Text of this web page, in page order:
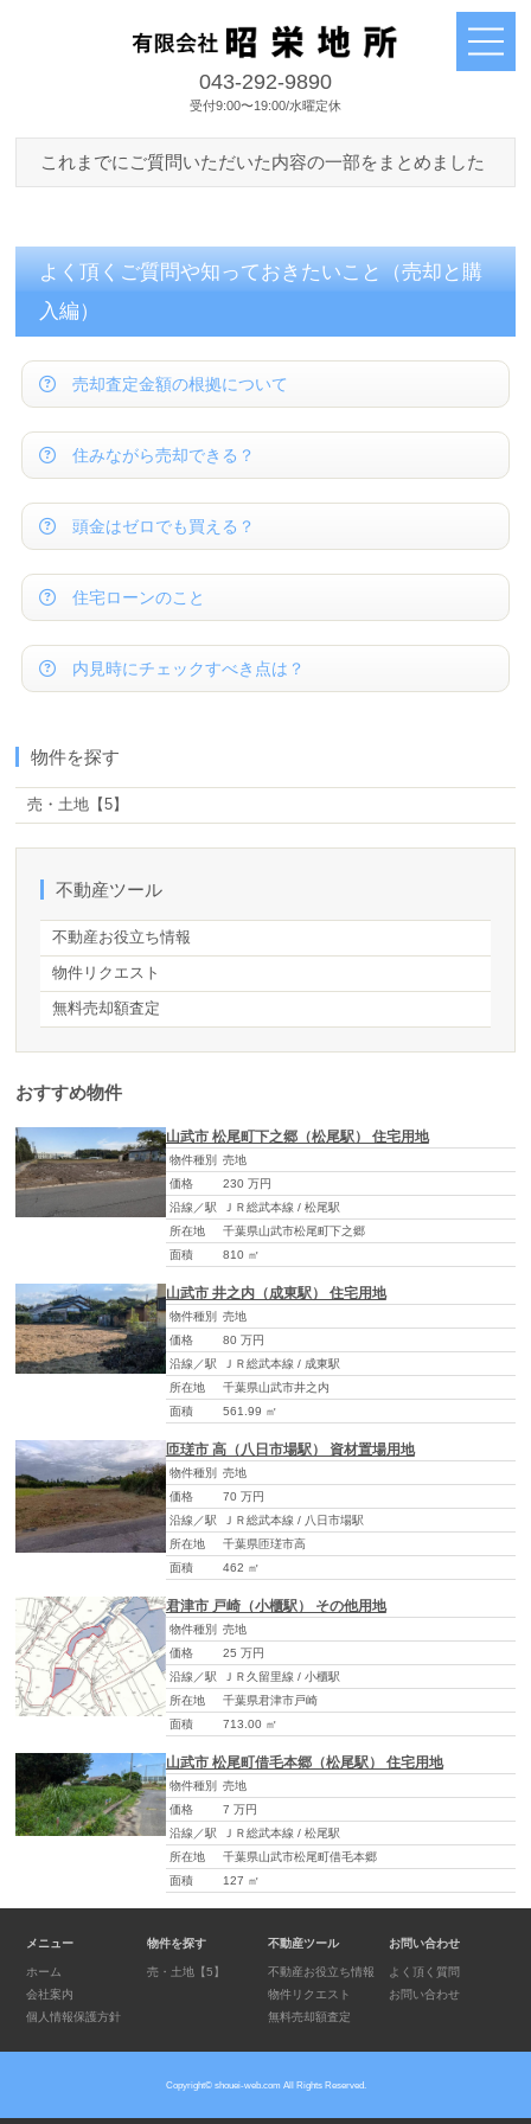
043-292-9890
受付9:00〜19:00/水曜定休
これまでにご質問いただいた内容の一部をまとめました
よく頂くご質問や知っておきたいこと（売却と購
入編）
売却査定金額の根拠について
住みながら売却できる？
頭金はゼロでも買える？
住宅ローンのこと
内見時にチェックすべき点は？
物件を探す
売・土地 【5】
不動産ツール
不動産お役立ち情報
物件リクエスト
無料売却額査定
おすすめ物件
山武市 松尾町下之郷（松尾駅） 住宅用地
物件種別
売地
価格
230 万円
沿線／駅
ＪＲ総武本線 / 松尾駅
所在地
千葉県山武市松尾町下之郷
面積
810 ㎡
山武市 井之内（成東駅） 住宅用地
物件種別
売地
価格
80 万円
沿線／駅
ＪＲ総武本線 / 成東駅
所在地
千葉県山武市井之内
面積
561.99 ㎡
匝瑳市 高（八日市場駅） 資材置場用地
物件種別
売地
価格
70 万円
沿線／駅
ＪＲ総武本線 / 八日市場駅
所在地
千葉県匝瑳市高
面積
462 ㎡
君津市 戸崎（小櫃駅） その他用地
物件種別
売地
価格
25 万円
沿線／駅
ＪＲ久留里線 / 小櫃駅
所在地
千葉県君津市戸崎
面積
713.00 ㎡
山武市 松尾町借毛本郷（松尾駅） 住宅用地
物件種別
売地
価格
7 万円
沿線／駅
ＪＲ総武本線 / 松尾駅
所在地
千葉県山武市松尾町借毛本郷
面積
127 ㎡
メニュー
ホーム
会社案内
個人情報保護方針
物件を探す
売・土地 【5】
不動産ツール
不動産お役立ち情報
物件リクエスト
無料売却額査定
お問い合わせ
よく頂く質問
お問い合わせ
Copyright© shouei-web.com All Rights Reserved.